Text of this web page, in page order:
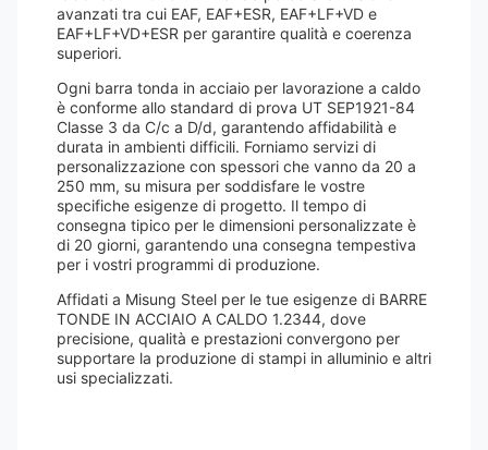
avanzati tra cui EAF, EAF+ESR, EAF+LF+VD e
EAF+LF+VD+ESR per garantire qualità e coerenza
superiori.
Ogni barra tonda in acciaio per lavorazione a caldo
è conforme allo standard di prova UT SEP1921-84
Classe 3 da C/c a D/d, garantendo affidabilità e
durata in ambienti difficili. Forniamo servizi di
personalizzazione con spessori che vanno da 20 a
250 mm, su misura per soddisfare le vostre
specifiche esigenze di progetto. Il tempo di
consegna tipico per le dimensioni personalizzate è
di 20 giorni, garantendo una consegna tempestiva
per i vostri programmi di produzione.
Affidati a Misung Steel per le tue esigenze di BARRE
TONDE IN ACCIAIO A CALDO 1.2344, dove
precisione, qualità e prestazioni convergono per
supportare la produzione di stampi in alluminio e altri
usi specializzati.